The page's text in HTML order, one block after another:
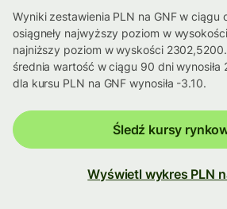
Wyniki zestawienia PLN na GNF w ciągu
osiągneły najwyższy poziom w
najniższy poziom w wyskości
średnia wartość w ciągu 90 dni
dla kursu PLN na GNF wynosiła -3.10.
Śledź kursy
Wyświetl wykres PLN